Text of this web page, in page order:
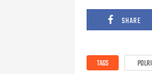
SHARE
TAGS POLRI